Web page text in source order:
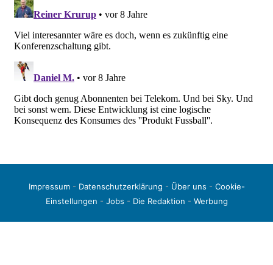
Impressum- Datenschutzerklärung - Über uns - Cookie-
Einstellungen - Jobs - Die Redaktion - Werbung